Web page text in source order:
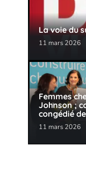
La voie du
11 mars 2026
Femmes
Johnson ;
congédié
11 mars 2026